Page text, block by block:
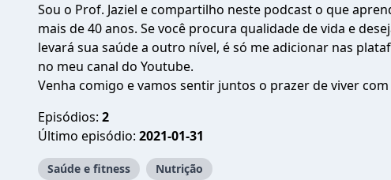
Sou o Prof. Jaziel e compartilho neste podcast o que
mais de 40 anos. Se você procura qualidade de vida e
levará sua saúde a outro nível, é só me adicionar nas
no meu canal do Youtube.
Venha comigo e vamos sentir juntos o prazer de viver
Episódios: 2
Último episódio: 2021-01-31
Saúde e fitness Nutrição